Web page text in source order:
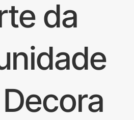
da